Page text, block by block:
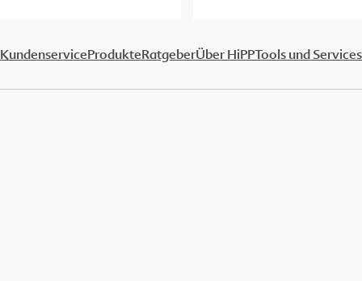
KundenserviceProdukteRatgeberÜber HiPPTools und Services